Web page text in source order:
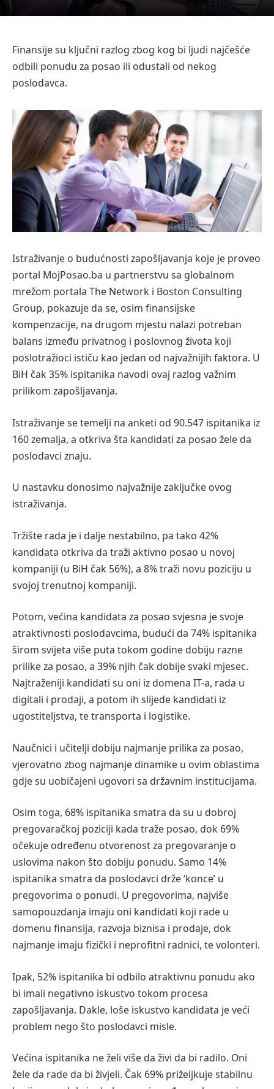
Finansije su ključni razlog zbog kog bi ljudi najčešće
odbili ponudu za posao ili odustali od nekog
poslodavca.
Istraživanje o budućnosti zapošljavanja koje je proveo
portal MojPosao.ba u partnerstvu sa globalnom
mrežom portala The Network i Boston Consulting
Group, pokazuje da se, osim finansijske
kompenzacije, na drugom mjestu nalazi potreban
balans između privatnog i poslovnog života koji
poslotražioci ističu kao jedan od najvažnijih faktora. U
BiH čak 35% ispitanika navodi ovaj razlog važnim
prilikom zapošljavanja.
Istraživanje se temelji na anketi od 90.547 ispitanika iz
160 zemalja, a otkriva šta kandidati za posao žele da
poslodavci znaju.
U nastavku donosimo najvažnije zaključke ovog
istraživanja.
Tržište rada je i dalje nestabilno, pa tako 42%
kandidata otkriva da traži aktivno posao u novoj
kompaniji (u BiH čak 56%), a 8% traži novu poziciju u
svojoj trenutnoj kompaniji.
Potom, većina kandidata za posao svjesna je svoje
atraktivnosti poslodavcima, budući da 74% ispitanika
širom svijeta više puta tokom godine dobiju razne
prilike za posao, a 39% njih čak dobije svaki mjesec.
Najtraženiji kandidati su oni iz domena IT-a, rada u
digitali i prodaji, a potom ih slijede kandidati iz
ugostiteljstva, te transporta i logistike.
Naučnici i učitelji dobiju najmanje prilika za posao,
vjerovatno zbog najmanje dinamike u ovim oblastima
gdje su uobičajeni ugovori sa državnim institucijama.
Osim toga, 68% ispitanika smatra da su u dobroj
pregovaračkoj poziciji kada traže posao, dok 69%
očekuje određenu otvorenost za pregovaranje o
uslovima nakon što dobiju ponudu. Samo 14%
ispitanika smatra da poslodavci drže ‘konce’ u
pregovorima o ponudi. U pregovorima, najviše
samopouzdanja imaju oni kandidati koji rade u
domenu finansija, razvoja biznisa i prodaje, dok
najmanje imaju fizički i neprofitni radnici, te volonteri.
Ipak, 52% ispitanika bi odbilo atraktivnu ponudu ako
bi imali negativno iskustvo tokom procesa
zapošljavanja. Dakle, loše iskustvo kandidata je veći
problem nego što poslodavci misle.
Većina ispitanika ne želi više da živi da bi radilo. Oni
žele da rade da bi živjeli. Čak 69% priželjkuje stabilnu